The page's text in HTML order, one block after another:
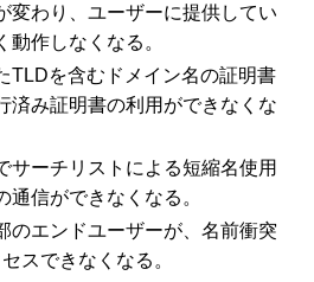
変わり、ユーザーに提供してい
動作しなくなる。
TLDを含むドメイン名の証明書
済み証明書の利用ができなくな
サーチリストによる短縮名使用
通信ができなくなる。
のエンドユーザーが、名前衝突
スできなくなる。